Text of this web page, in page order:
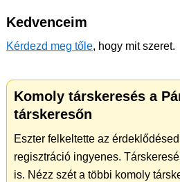
Kedvenceim
Kérdezd meg tőle, hogy mit szeret.
Komoly társkeresés a
társkeresőn
Eszter felkeltette az
regisztráció ingyenes.
is. Nézz szét a többi komoly